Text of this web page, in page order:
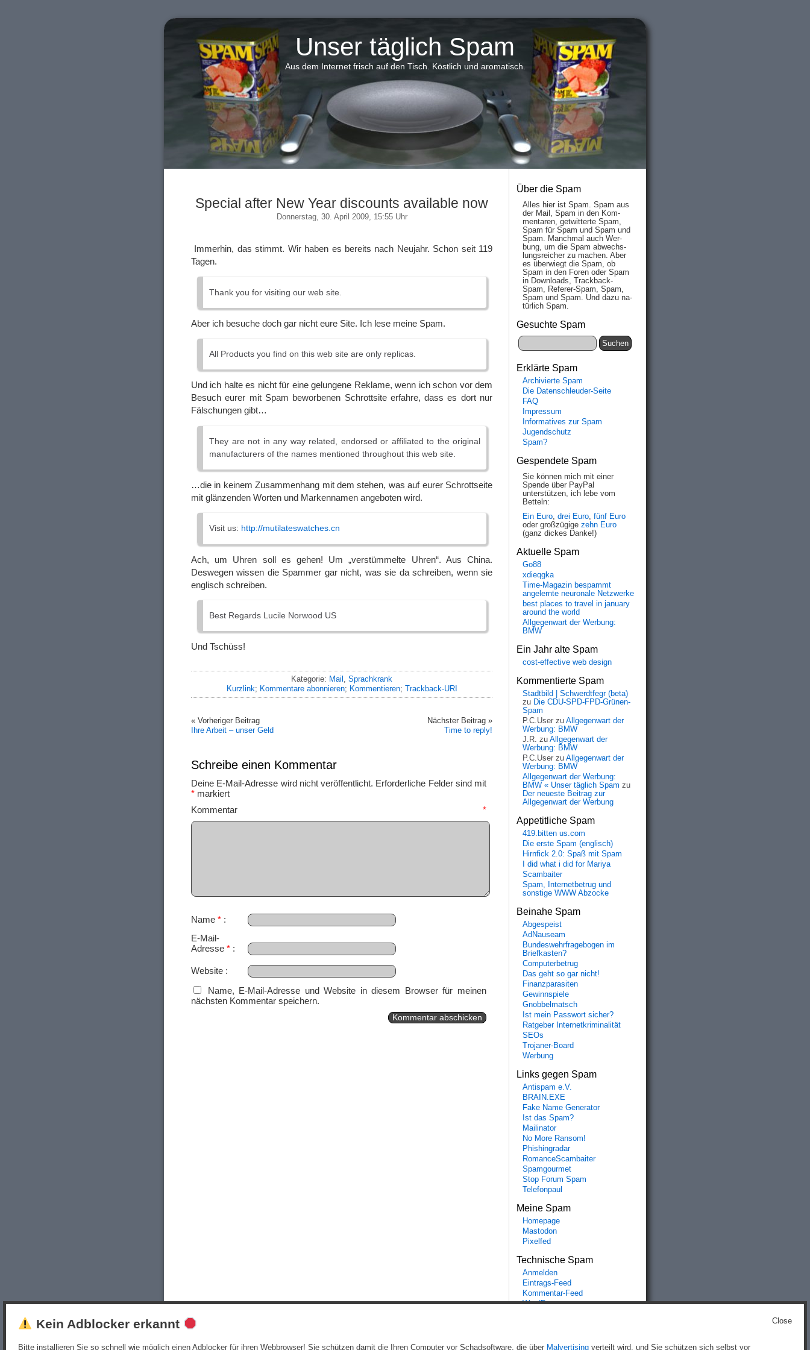
Unser täglich Spam
Aus dem Internet frisch auf den Tisch. Köstlich und aromatisch.
Special after New Year discounts available now
Donnerstag, 30. April 2009, 15:55 Uhr
Immerhin, das stimmt. Wir haben es bereits nach Neujahr. Schon seit 119
Tagen.
Thank you for visiting our web site.
Aber ich besuche doch gar nicht eure Site. Ich lese meine Spam.
All Products you find on this web site are only replicas.
Und ich halte es nicht für eine gelungene Reklame, wenn ich schon vor dem
Besuch eurer mit Spam beworbenen Schrottsite erfahre, dass es dort nur
Fälschungen gibt…
They are not in any way related, endorsed or affiliated to the original
manufacturers of the names mentioned throughout this web site.
…die in keinem Zusammenhang mit dem stehen, was auf eurer Schrottseite
mit glänzenden Worten und Markennamen angeboten wird.
Visit us: http://mutilateswatches.cn
Ach, um Uhren soll es gehen! Um „verstümmelte Uhren“. Aus China.
Deswegen wissen die Spammer gar nicht, was sie da schreiben, wenn sie
englisch schreiben.
Best Regards Lucile Norwood US
Und Tschüss!
Kategorie: Mail , Sprachkrank
Kurzlink; Kommentare abonnieren; Kommentieren; Trackback-URI
« Vorheriger Beitrag
Ihre Arbeit – unser Geld
Nächster Beitrag »
Time to reply!
Schreibe einen Kommentar
Deine E-Mail-Adresse wird nicht veröffentlicht. Erforderliche Felder sind mit
* markiert
Kommentar *
Name *
E-Mail-
Adresse *
Website
Name, E-Mail-Adresse und Website in diesem Browser für meinen
nächsten Kommentar speichern.
Über die Spam
Alles hier ist Spam. Spam aus
der Mail, Spam in den Kom­
men­taren, ge­twit­ter­te Spam,
Spam für Spam und Spam und
Spam. Manch­mal auch Wer­
bung, um die Spam ab­wechs­
lungs­reich­er zu mach­en. Aber
es über­wiegt die Spam, ob
Spam in den Fo­ren oder Spam
in Down­loads, Track­back-
Spam, Re­fe­rer-Spam, Spam,
Spam und Spam. Und da­zu na­
tür­lich Spam.
Gesuchte Spam
Erklärte Spam
Archivierte Spam
Die Datenschleuder-Seite
FAQ
Impressum
Informatives zur Spam
Jugendschutz
Spam?
Gespendete Spam
Sie können mich mit einer
Spende über PayPal
unterstützen, ich lebe vom
Betteln:
Ein Euro, drei Euro, fünf Euro
oder großzügige zehn Euro
(ganz dickes Danke!)
Aktuelle Spam
Go88
xdieqgka
Time-Magazin bespammt
angelernte neuronale Netzwerke
best places to travel in january
around the world
Allgegenwart der Werbung:
BMW
Ein Jahr alte Spam
cost-effective web design
Kommentierte Spam
Stadtbild | Schwerdtfegr (beta)
zu Die CDU-SPD-FPD-Grünen-
Spam
P.C.User zu Allgegenwart der
Werbung: BMW
J.R. zu Allgegenwart der
Werbung: BMW
P.C.User zu Allgegenwart der
Werbung: BMW
Allgegenwart der Werbung:
BMW « Unser täglich Spam zu
Der neueste Beitrag zur
Allgegenwart der Werbung
Appetitliche Spam
419.bitten us.com
Die erste Spam (englisch)
Hirnfick 2.0: Spaß mit Spam
I did what i did for Mariya
Scambaiter
Spam, Internetbetrug und
sonstige WWW Abzocke
Beinahe Spam
Abgespeist
AdNauseam
Bundeswehrfragebogen im
Briefkasten?
Computerbetrug
Das geht so gar nicht!
Finanzparasiten
Gewinnspiele
Gnobbelmatsch
Ist mein Passwort sicher?
Ratgeber Internetkriminalität
SEOs
Trojaner-Board
Werbung
Links gegen Spam
Antispam e.V.
BRAIN.EXE
Fake Name Generator
Ist das Spam?
Mailinator
No More Ransom!
Phishingradar
RomanceScambaiter
Spamgourmet
Stop Forum Spam
Telefonpaul
Meine Spam
Homepage
Mastodon
Pixelfed
Technische Spam
Anmelden
Eintrags-Feed
Kommentar-Feed
WordPress.org
Beiträge (RSS)undKommentare (RSS).
Close
Kein Adblocker erkannt
Bitte installieren Sie so schnell wie möglich einen Adblocker für ihren Webbrowser! Sie schützen damit die Ihren Computer vor Schadsoftware, die über Malvertising verteilt wird, und Sie schützen sich selbst vor